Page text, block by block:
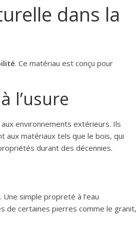
dans la
. Ce matériau est conçu pour
l’usure
environnements extérieurs. Ils
aux matériaux tels que le bois, qui
durant des décennies.
. Une simple propreté à l’eau
de certaines pierres comme le granit,